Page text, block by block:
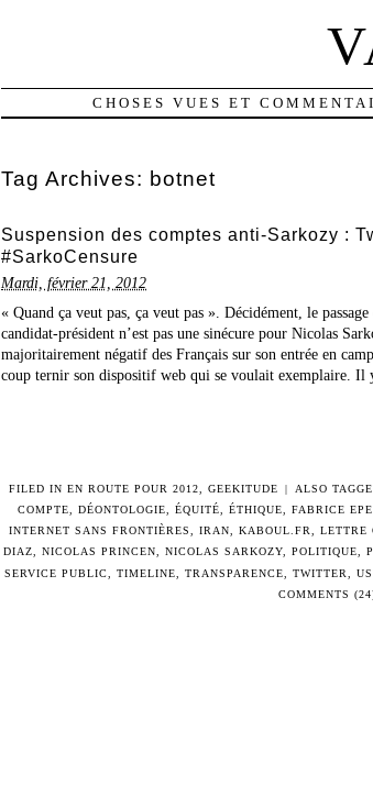
CHOSES VUES ET
Tag Archives: botnet
Suspension des comptes anti-Sarkozy :
#SarkoCensure
Mardi, février 21, 2012
« Quand ça veut pas, ça veut pas ». Décidément, le
candidat-président n’est pas une sinécure pour Nicolas
majoritairement négatif des Français sur son entrée en
coup ternir son dispositif web qui se voulait exemplaire. Il
FILED IN EN ROUTE POUR 2012 GEEKITUDE | ALSO
COMPTE
DÉONTOLOGIE ÉQUITÉ ÉTHIQUE FABRICE
INTERNET SANS FRONTIÈRES
IRAN KABOUL.FR LETTRE
DIAZ
NICOLAS PRINCEN NICOLAS SARKOZY, POLITIQUE
SERVICE PUBLIC
TIMELINE TRANSPARENCE TWITTER
COMMENTS